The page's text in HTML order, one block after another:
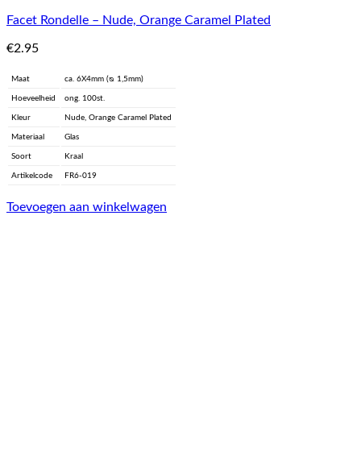
Facet Rondelle – Nude, Orange Caramel Plated
€2.95
Maat ca. 6X4mm (ᴓ 1,5mm)
Hoeveelheid ong. 100st.
Kleur Nude, Orange Caramel Plated
Materiaal Glas
Soort Kraal
Artikelcode FR6-019
Toevoegen aan winkelwagen